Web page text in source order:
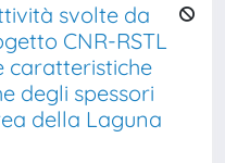
svolte da
CNR-RSTL
caratteristiche
degli spessori
della Laguna